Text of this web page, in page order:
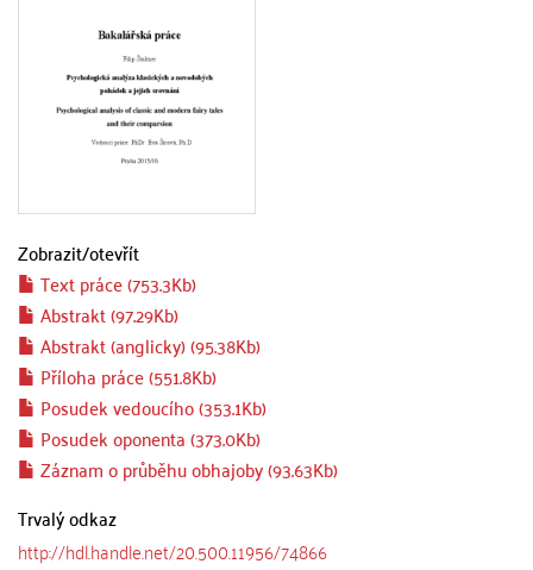
Zobrazit/otevřít
Text práce (753.3Kb)
Abstrakt (97.29Kb)
Abstrakt (anglicky) (95.38Kb)
Příloha práce (551.8Kb)
Posudek vedoucího (353.1Kb)
Posudek oponenta (373.0Kb)
Záznam o průběhu obhajoby (93.63Kb)
Trvalý odkaz
http://hdl.handle.net/20.500.11956/74866